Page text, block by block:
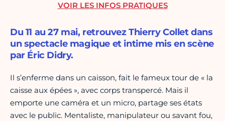
Du 11 au 27 mai, retrouvez Thierry Collet dans
un spectacle magique et intime mis en scène
par Éric Didry.
Il s’enferme dans un caisson, fait le fameux tour de « la
caisse aux épées », avec corps transpercé. Mais il
emporte une caméra et un micro, partage ses états
avec le public. Mentaliste, manipulateur ou savant fou,
VOIR LES INFOS PRATIQUES